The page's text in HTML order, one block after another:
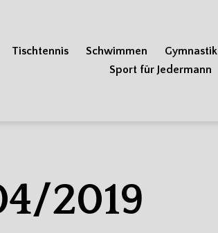
Tischtennis Schwimmen Gymnastik
Sport für Jedermann
2019